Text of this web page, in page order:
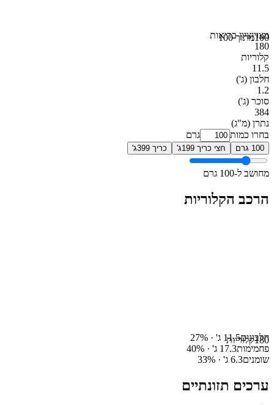
100מתוך 100מצויןציון בריאות
180
קלוריות
11.5
חלבון (ג')
1.2
סוכר (ג')
384
נתרן (מ"ג)
בחרו כמות
גרם
100 גרם חצי כריך 199ג' כריך 399ג'
מחושב ל-100 גרם
הרכב הקלוריות
180קלוריותחלבונים11.5 ג' · 27%
פחמימות17.3 ג' · 40%
שומנים6.3 ג' · 33%
ערכים תזונתיים